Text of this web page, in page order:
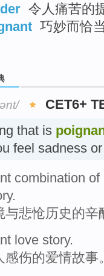
令人痛苦的
巧妙而恰
CET6+
that is
feel sadness
combination
悲怆历史的辛
love story.
伤的爱情故事